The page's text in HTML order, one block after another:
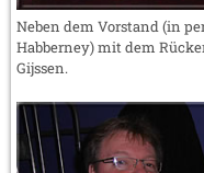
Neben dem Vorstand (in
Habberney) mit dem
Gijssen.